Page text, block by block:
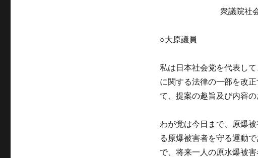
衆議院社
○大原議員
私は日本社会党を代表し
に関する法律の一部を改
て、提案の趣旨及び内容
わが党は今日まで、原爆
る原爆被害者を守る運動
で、将来一人の原水爆被